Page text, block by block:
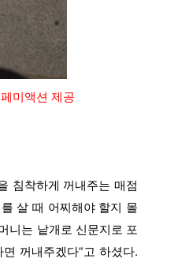
미액션 제공
침착하게 꺼내주는 매점
살 때 어찌해야 할지 몰
니는 낱개로 신문지로 포
꺼내주겠다”고 하셨다.